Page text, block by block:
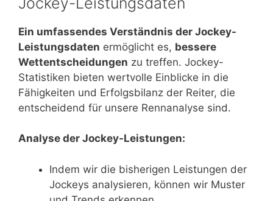
Ein umfassendes Verständnis der Jockey-
Leistungsdaten ermöglicht es, bessere
Wettentscheidungen zu treffen. Jockey-
Statistiken bieten wertvolle Einblicke in die
Fähigkeiten und Erfolgsbilanz der Reiter, die
entscheidend für unsere Rennanalyse sind.
Analyse der Jockey-Leistungen:
Indem wir die bisherigen Leistungen der
Jockeys analysieren, können wir Muster